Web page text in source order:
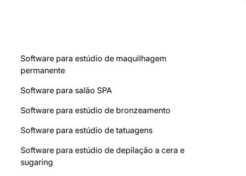
Software para estúdio de maquilhagem
permanente
Software para salão SPA
Software para estúdio de bronzeamento
Software para estúdio de tatuagens
Software para estúdio de depilação a cera e
sugaring